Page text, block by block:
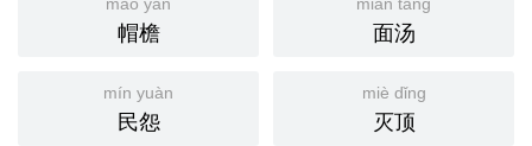
帽檐 面汤
mín yuàn
民怨
miè dǐng
灭顶